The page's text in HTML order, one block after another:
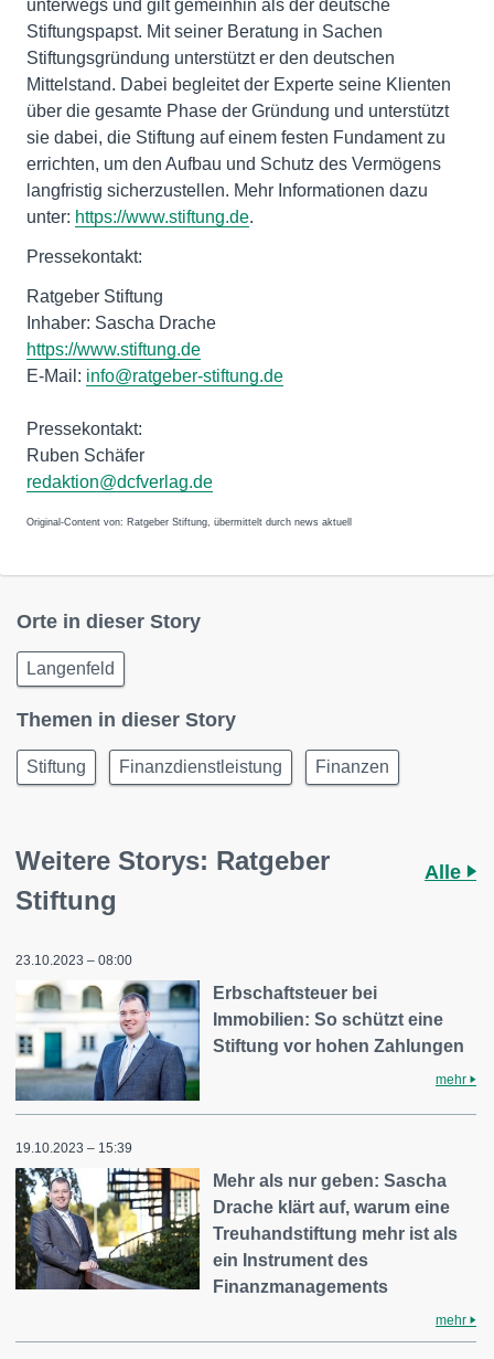
unterwegs und gilt gemeinhin als der deutsche
Stiftungspapst. Mit seiner Beratung in Sachen
Stiftungsgründung unterstützt er den deutschen
Mittelstand. Dabei begleitet der Experte seine Klienten
über die gesamte Phase der Gründung und unterstützt
sie dabei, die Stiftung auf einem festen Fundament zu
errichten, um den Aufbau und Schutz des Vermögens
langfristig sicherzustellen. Mehr Informationen dazu
unter: https://www.stiftung.de.
Pressekontakt:
Ratgeber Stiftung
Inhaber: Sascha Drache
https://www.stiftung.de
E-Mail: info@ratgeber-stiftung.de
Pressekontakt:
Ruben Schäfer
redaktion@dcfverlag.de
Original-Content von: Ratgeber Stiftung, übermittelt durch news aktuell
Orte in dieser Story
Langenfeld
Themen in dieser Story
Stiftung Finanzdienstleistung Finanzen
Weitere Storys: Ratgeber
Stiftung
Alle
23.10.2023 – 08:00
Erbschaftsteuer bei
Immobilien: So schützt eine
Stiftung vor hohen Zahlungen
mehr
19.10.2023 – 15:39
Mehr als nur geben: Sascha
Drache klärt auf, warum eine
Treuhandstiftung mehr ist als
ein Instrument des
Finanzmanagements
mehr